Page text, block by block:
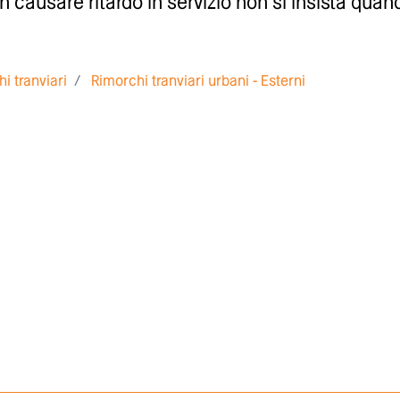
causare ritardo in servizio non si insista
tranviari Rimorchi tranviari urbani - Esterni